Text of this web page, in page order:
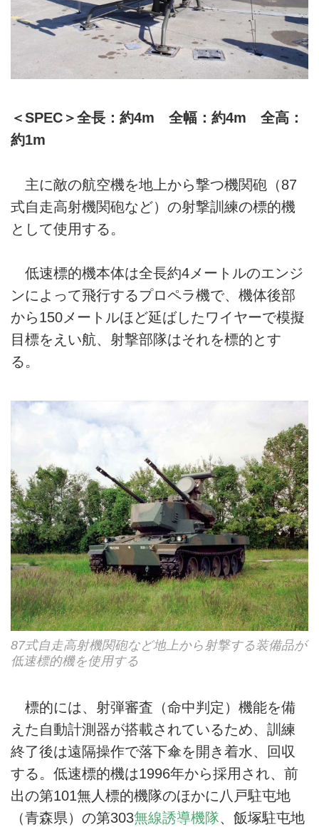
＜SPEC＞全長：約4m 全幅：約4m 全高：
約1m
主に敵の航空機を地上から撃つ機関砲（87
式自走高射機関砲など）の射撃訓練の標的機
として使用する。
低速標的機本体は全長約4メートルのエンジ
ンによって飛行するプロペラ機で、機体後部
から150メートルほど延ばしたワイヤーで模擬
目標をえい航、射撃部隊はそれを標的とす
る。
87式自走高射機関砲など地上から射撃する装備品が
低速標的機を使用する
標的には、射弾審査（命中判定）機能を備
えた自動計測器が搭載されているため、訓練
終了後は遠隔操作で落下傘を開き着水、回収
する。低速標的機は1996年から採用され、前
出の第101無人標的機隊のほかに八戸駐屯地
（青森県）の第303無線誘導機隊、飯塚駐屯地